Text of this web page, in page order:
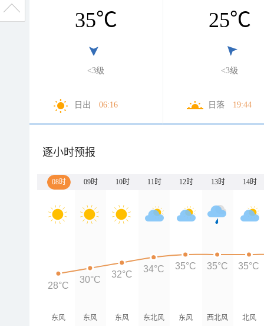
35℃
<3级
日出 06:16
25℃
<3级
日落 19:44
逐小时预报
08时 09时 10时 11时 12时 13时 14时
东风 东风 东风 东北风 东风 西北风 北风
28°C
30°C
32°C
34°C 35°C 35°C 35°C